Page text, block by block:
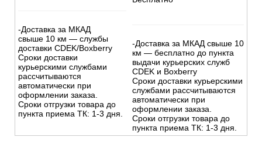
-Доставка за МКАД
свыше 10 км — службы
доставки CDEK/Boxberry
Сроки доставки
курьерскими службами
рассчитываются
автоматически при
оформлении заказа.
Сроки отгрузки товара до
пункта приема ТК: 1-3 дня.
-Доставка за МКАД свыше 10
км — бесплатно до пункта
выдачи курьерских служб
CDEK и Boxberry
Сроки доставки курьерскими
службами рассчитываются
автоматически при
оформлении заказа.
Сроки отгрузки товара до
пункта приема ТК: 1-3 дня.